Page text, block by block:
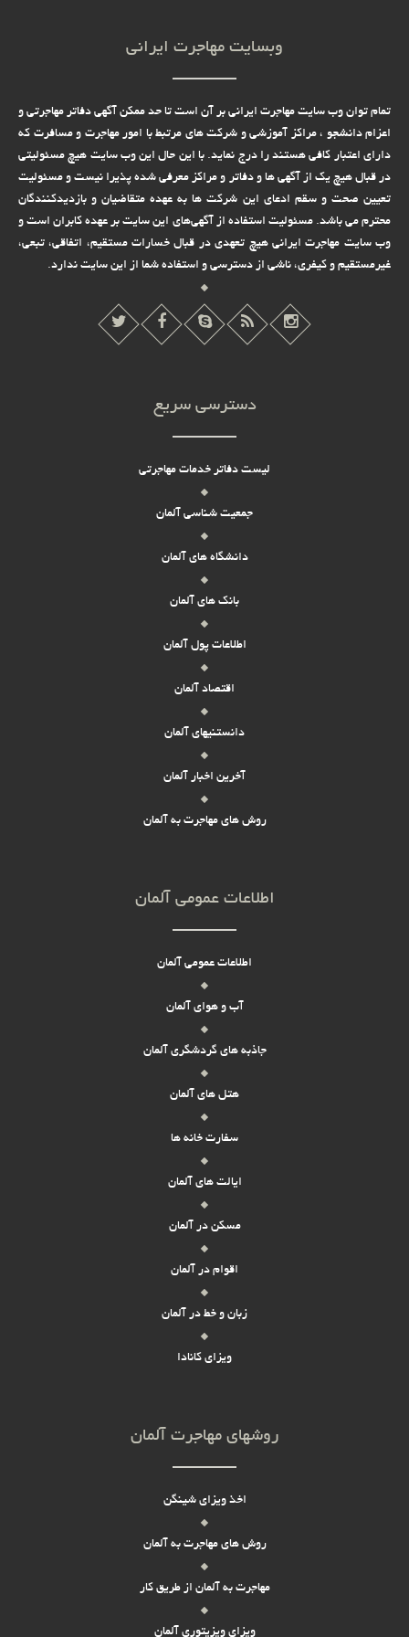
وبسایت مهاجرت ایرانی
تمام توان وب سایت مهاجرت ایرانی بر آن است تا حد ممکن آگهی دفاتر مهاجرتی و
اعزام دانشجو ، مراکز آموزشی و شرکت های مرتبط با امور مهاجرت و مسافرت که
دارای اعتبار کافی هستند را درج نماید. با این حال این وب سایت هیچ مسئولیتی
در قبال هیچ یک از آگهی ها و دفاتر و مراکز معرفی شده پذیرا نیست و مسئولیت
تعیین صحت و سقم ادعای این شرکت ها به عهده متقاضیان و بازدیدکنندگان
محترم می باشد. مسئولیت استفاده از آگهی‌های این سایت بر عهده کابران است و
وب سایت مهاجرت ایرانی هیچ تعهدى در قبال خسارات مستقیم، اتفاقى، تبعى،
غیرمستقیم و کیفرى، ناشى از دسترسى و استفاده شما از این سایت ندارد.
دسترسی سریع
لیست دفاتر خدمات مهاجرتی
جمعیت شناسی آلمان
دانشگاه های آلمان
بانک های آلمان
اطلاعات پول آلمان
اقتصاد آلمان
دانستنیهای آلمان
آخرین اخبار آلمان
روش های مهاجرت به آلمان
اطلاعات عمومی آلمان
اطلاعات عمومی آلمان
آب و هوای آلمان
جاذبه های گردشگری آلمان
هتل های آلمان
سفارت خانه ها
ایالت های آلمان
مسکن در آلمان
اقوام در آلمان
زبان و خط در آلمان
ویزای کانادا
روشهای مهاجرت آلمان
اخذ ویزای شینگن
روش های مهاجرت به آلمان
مهاجرت به آلمان از طریق کار
ویزای ویزیتوری آلمان